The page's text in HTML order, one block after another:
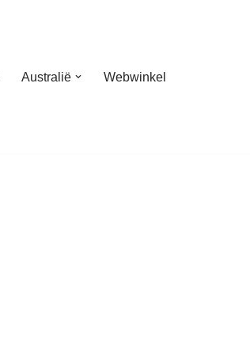
Australië Webwinkel